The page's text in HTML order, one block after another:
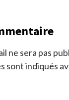
ne sera pas
sont indiqués